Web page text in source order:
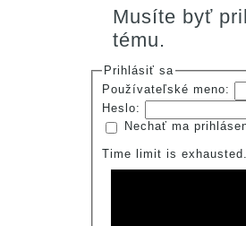
Musíte byť
tému.
Prihlásiť sa
Používateľské meno:
Heslo:
Nechať ma
Time limit is